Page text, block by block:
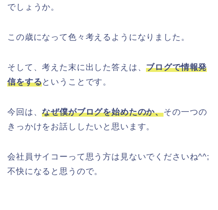
でしょうか。
この歳になって色々考えるようになりました。
そして、考えた末に出した答えは、ブログで情報発
信をするということです。
今回は、なぜ僕がブログを始めたのか、その一つの
きっかけをお話ししたいと思います。
会社員サイコーって思う方は見ないでくださいね^^;
不快になると思うので。